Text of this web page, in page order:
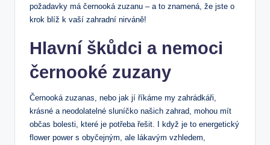
požadavky má černooká zuzanu – a to znamená, že jste o
krok blíž k vaší zahradní nirváně!
Hlavní škůdci a nemoci
černooké zuzany
Černooká zuzanas, nebo jak jí říkáme my zahrádkáři,
krásné a neodolatelné sluníčko našich zahrad, mohou mít
občas bolesti, které je potřeba řešit. I když je to energetický
flower power s obyčejným, ale lákavým vzhledem,